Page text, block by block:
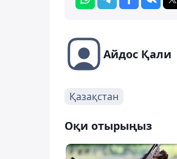
Айдос Қали
Қазақстан
Оқи отырыңыз